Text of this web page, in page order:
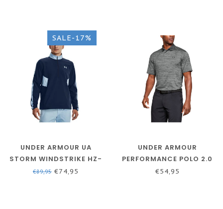
SALE-17%
UNDER ARMOUR UA
STORM WINDSTRIKE HZ-
ACADEMY / PENINSULA
€89,95 €74,95
UNDER ARMOUR
PERFORMANCE POLO 2.0
STEEL
€54,95